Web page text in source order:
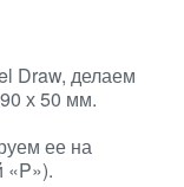
Draw, делаем
х 50 мм.
ее на
«P»).